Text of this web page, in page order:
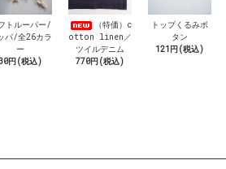
トルーパー/
パ/全26カラ
ー
円(税込)
（特価）c
otton linen／
ツイルデニム
770円(税込)
トップくるみボ
タン
121円(税込)